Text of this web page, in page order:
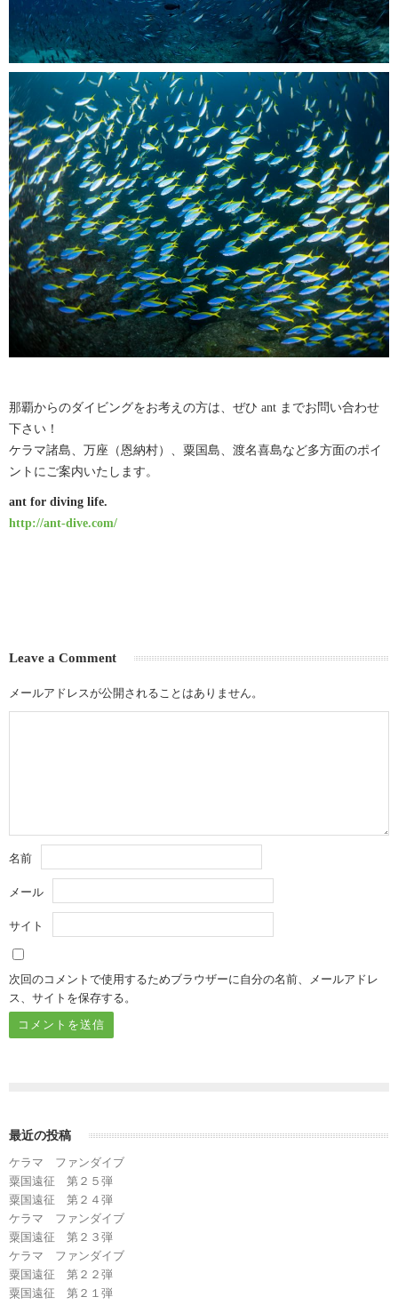
那覇からのダイビングをお考えの方は、ぜひ ant までお問い合わせ
下さい！
ケラマ諸島、万座（恩納村）、粟国島、渡名喜島など多方面のポイ
ントにご案内いたします。
ant for diving life.
http://ant-dive.com/
Leave a Comment
メールアドレスが公開されることはありません。
名前
メール
サイト
次回のコメントで使用するためブラウザーに自分の名前、メールアドレ
ス、サイトを保存する。
最近の投稿
ケラマ ファンダイブ
粟国遠征 第２５弾
粟国遠征 第２４弾
ケラマ ファンダイブ
粟国遠征 第２３弾
ケラマ ファンダイブ
粟国遠征 第２２弾
粟国遠征 第２１弾